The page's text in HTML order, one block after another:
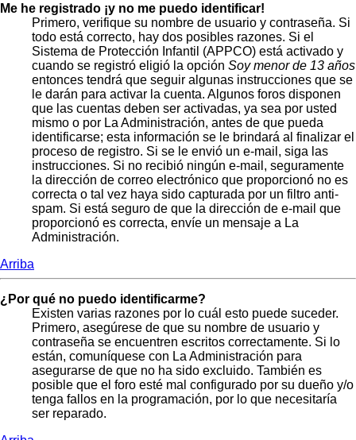
Me he registrado ¡y no me puedo identificar!
Primero, verifique su nombre de usuario y contraseña. Si
todo está correcto, hay dos posibles razones. Si el
Sistema de Protección Infantil (APPCO) está activado y
cuando se registró eligió la opción Soy menor de 13 años
entonces tendrá que seguir algunas instrucciones que se
le darán para activar la cuenta. Algunos foros disponen
que las cuentas deben ser activadas, ya sea por usted
mismo o por La Administración, antes de que pueda
identificarse; esta información se le brindará al finalizar el
proceso de registro. Si se le envió un e-mail, siga las
instrucciones. Si no recibió ningún e-mail, seguramente
la dirección de correo electrónico que proporcionó no es
correcta o tal vez haya sido capturada por un filtro anti-
spam. Si está seguro de que la dirección de e-mail que
proporcionó es correcta, envíe un mensaje a La
Administración.
Arriba
¿Por qué no puedo identificarme?
Existen varias razones por lo cuál esto puede suceder.
Primero, asegúrese de que su nombre de usuario y
contraseña se encuentren escritos correctamente. Si lo
están, comuníquese con La Administración para
asegurarse de que no ha sido excluido. También es
posible que el foro esté mal configurado por su dueño y/o
tenga fallos en la programación, por lo que necesitaría
ser reparado.